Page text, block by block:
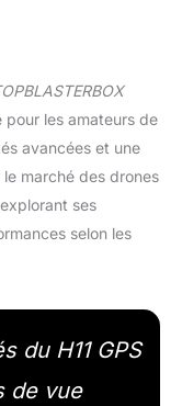
les amateurs de
avancées et une
marché des drones
ses
selon les
du H11 GPS
de vue